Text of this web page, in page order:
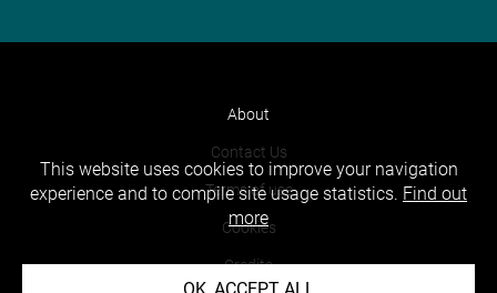
About
Contact Us
Terms of use
Cookies
Credits
This website uses cookies to improve your navigation
experience and to compile site usage statistics. Find out
more
OK, ACCEPT ALL